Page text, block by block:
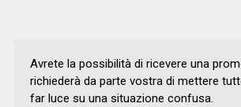
Avrete la possibilità di ricevere una
richiederà da parte vostra di mettere
far luce su una situazione confusa.